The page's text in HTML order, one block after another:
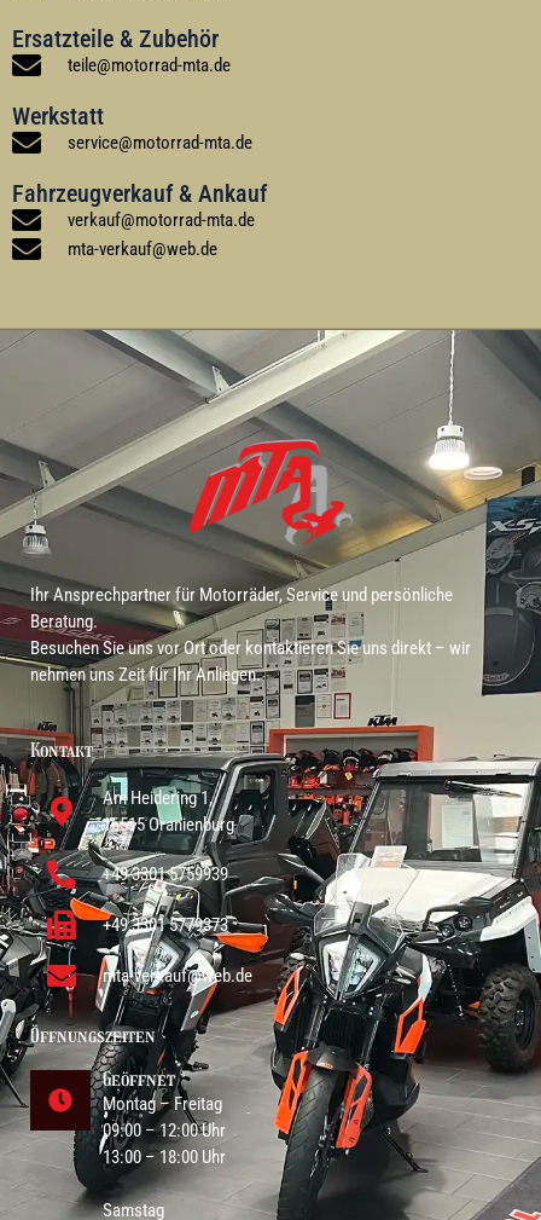
Ersatzteile & Zubehör
teile@motorrad-mta.de
Werkstatt
service@motorrad-mta.de
Fahrzeugverkauf & Ankauf
verkauf@motorrad-mta.de
mta-verkauf@web.de
Ihr Ansprechpartner für Motorräder, Service und persönliche
Beratung.
Besuchen Sie uns vor Ort oder kontaktieren Sie uns direkt – wir
nehmen uns Zeit für Ihr Anliegen.
Kontakt
Am Heidering 1,
16515 Oranienburg
+49 33015759939
+49 33015779373
mta-verkauf@web.de
Öffnungszeiten
Geöffnet
Montag – Freitag
09:00 – 12:00 Uhr
13:00 – 18:00 Uhr
Samstag